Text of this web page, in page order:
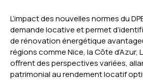
L’impact des nouvelles normes du
demande locative et permet
de rénovation énergétique
régions comme Nice, la Côte d’Azur,
offrent des perspectives variées,
patrimonial au rendement locatif